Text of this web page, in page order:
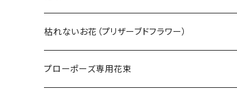
枯れないお花（プリザーブドフラワー）
プローポーズ専用花束